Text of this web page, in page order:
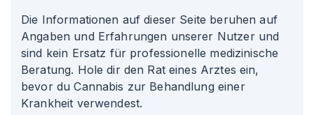
Die Informationen auf dieser Seite beruhen auf
Angaben und Erfahrungen unserer Nutzer und
sind kein Ersatz für professionelle medizinische
Beratung. Hole dir den Rat eines Arztes ein,
bevor du Cannabis zur Behandlung einer
Krankheit verwendest.